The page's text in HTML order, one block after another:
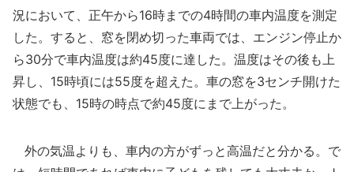
況において、正午から16時までの4時間の車内温度を測定
した。すると、窓を閉め切った車両では、エンジン停止か
ら30分で車内温度は約45度に達した。温度はその後も上
昇し、15時頃には55度を超えた。車の窓を3センチ開けた
状態でも、15時の時点で約45度にまで上がった。
外の気温よりも、車内の方がずっと高温だと分かる。で